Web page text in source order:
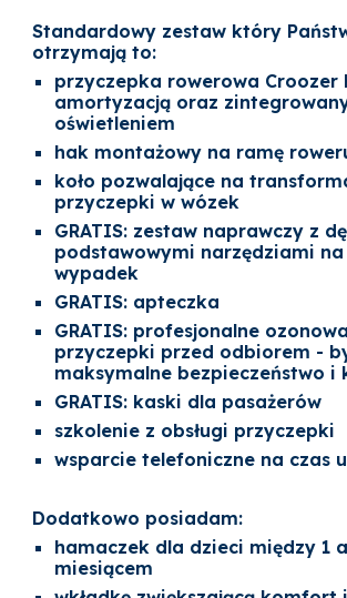
Standardowy zestaw który
otrzymają to:
przyczepka rowerowa Croozer
amortyzacją oraz
oświetleniem
hak montażowy na ramę
koło pozwalające na
przyczepki w wózek
GRATIS: zestaw naprawczy z
podstawowymi narzędziami na
wypadek
GRATIS: apteczka
GRATIS: profesjonalne
przyczepki przed odbiorem -
maksymalne bezpieczeństwo i
GRATIS: kaski dla pasażerów
szkolenie z obsługi przyczepki
wsparcie telefoniczne na czas
Dodatkowo posiadam:
hamaczek dla dzieci między 1
miesiącem